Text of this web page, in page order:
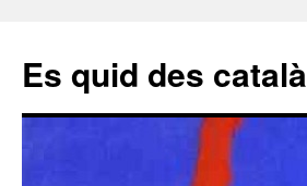
Es quid des català